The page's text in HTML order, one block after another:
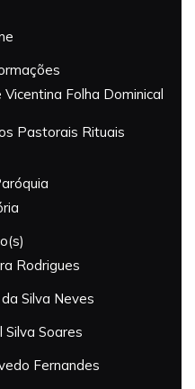
Vicentina Folha Dominical
Pastorais Rituais
Rodrigues
Silva Neves
Silva Soares
Fernandes